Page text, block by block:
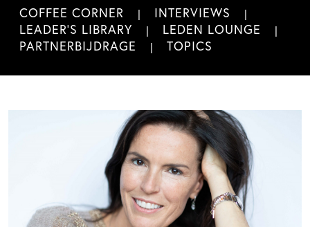
COFFEE CORNER
INTERVIEWS
LEADER'S LIBRARY
LEDEN LOUNGE
PARTNERBIJDRAGE
TOPICS